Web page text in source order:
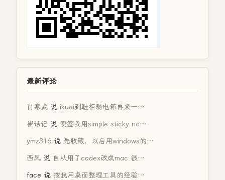
最新评论
肖寒武 说 ikuai到鞋柜弱电箱再来一…
崔话记 说 便签我用simple sticky no…
ymz316 说 先收藏，以后用windows的…
西风 说 自从用了codex改成mac 很…
face 说 按我用桌面整理工具的经验…